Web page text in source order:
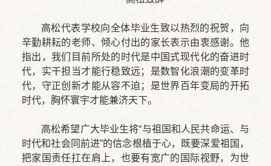
高松代表学校向全体毕业生致以热烈的祝贺，向
辛勤耕耘的老师、倾心付出的家长表示由衷感谢。他
指出，我们目前所处的时代是中国式现代化的奋进时
代，实干担当才能行稳致远；是数智化浪潮的变革时
代，守正创新才能从容不迫；是世界百年变局的开拓
时代，胸怀寰宇才能兼济天下。
高松希望广大毕业生将“与祖国和人民共命运、与
时代和社会同前进”的信念根植于心，既要深爱祖国，
把家国责任扛在肩上，也要有宽广的国际视野，为世